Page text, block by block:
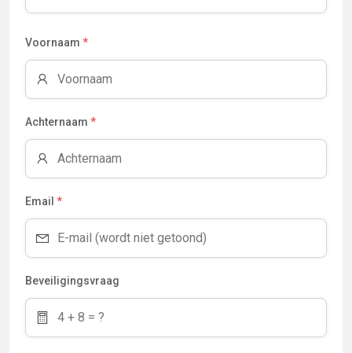
Voornaam *
Achternaam *
Email *
Beveiligingsvraag